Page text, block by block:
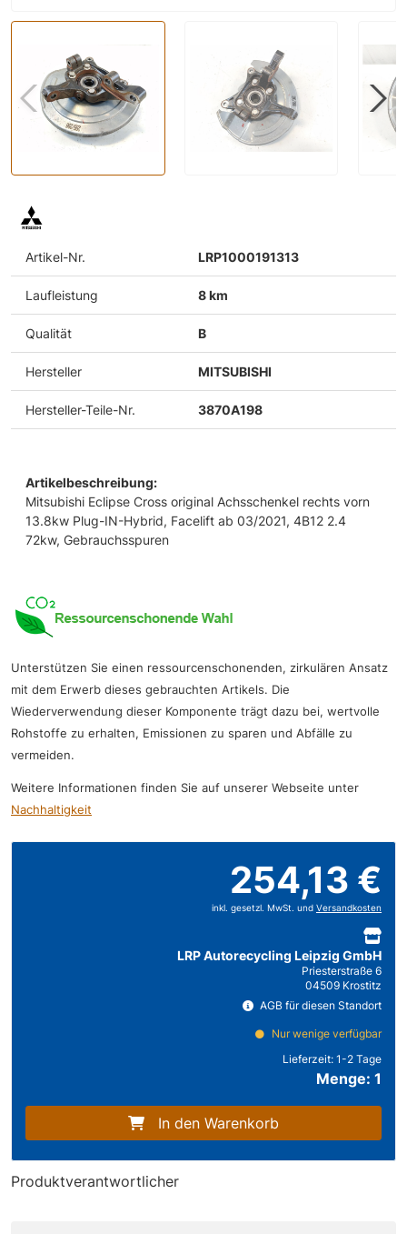
Artikel-Nr. LRP1000191313
Laufleistung 8 km
Qualität B
Hersteller MITSUBISHI
Hersteller-Teile-Nr. 3870A198
Artikelbeschreibung:
Mitsubishi Eclipse Cross original Achsschenkel rechts vorn
13.8kw Plug-IN-Hybrid, Facelift ab 03/2021, 4B12 2.4
72kw, Gebrauchsspuren
Unterstützen Sie einen ressourcenschonenden, zirkulären Ansatz
mit dem Erwerb dieses gebrauchten Artikels. Die
Wiederverwendung dieser Komponente trägt dazu bei, wertvolle
Rohstoffe zu erhalten, Emissionen zu sparen und Abfälle zu
vermeiden.
Weitere Informationen finden Sie auf unserer Webseite unter
Nachhaltigkeit
254,13 €
inkl. gesetzl. MwSt. und Versandkosten
LRP Autorecycling Leipzig GmbH
Priesterstraße 6
04509 Krostitz
AGB für diesen Standort
Nur wenige verfügbar
Lieferzeit: 1-2 Tage
Menge: 1
In den Warenkorb
Produktverantwortlicher